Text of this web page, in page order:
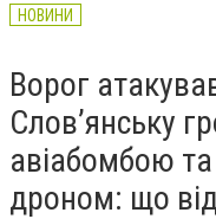
НОВИНИ
Ворог
Слов’янську
авіабомбою та
дроном: що